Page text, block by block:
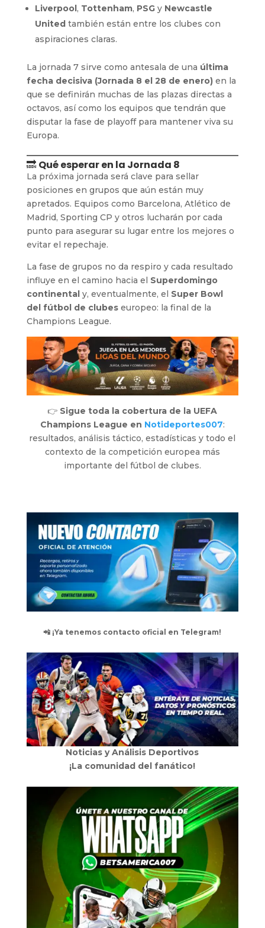
Liverpool, Tottenham, PSGy Newcastle
Unitedtambién están entre los clubes con
aspiraciones claras.
La jornada 7 sirve como antesala de una última
fecha decisiva (Jornada 8 el 28 de enero)en la
que se definirán muchas de las plazas directas a
octavos, así como los equipos que tendrán que
disputar la fase de playoff para mantener viva su
Europa.
🔜 Qué esperar en la Jornada 8
La próxima jornada será clave para sellar
posiciones en grupos que aún están muy
apretados. Equipos como Barcelona, Atlético de
Madrid, Sporting CP y otros lucharán por cada
punto para asegurar su lugar entre los mejores o
evitar el repechaje.
La fase de grupos no da respiro y cada resultado
influye en el camino hacia el Superdomingo
continentaly, eventualmente, el Super Bowl
del fútbol de clubeseuropeo: la final de la
Champions League.
👉 Sigue toda la cobertura de la UEFA
Champions League en Notideportes007:
resultados, análisis táctico, estadísticas y todo el
contexto de la competición europea más
importante del fútbol de clubes.
📲 ¡Ya tenemos contacto oficial en Telegram!
Noticias y Análisis Deportivos
¡La comunidad del fanático!